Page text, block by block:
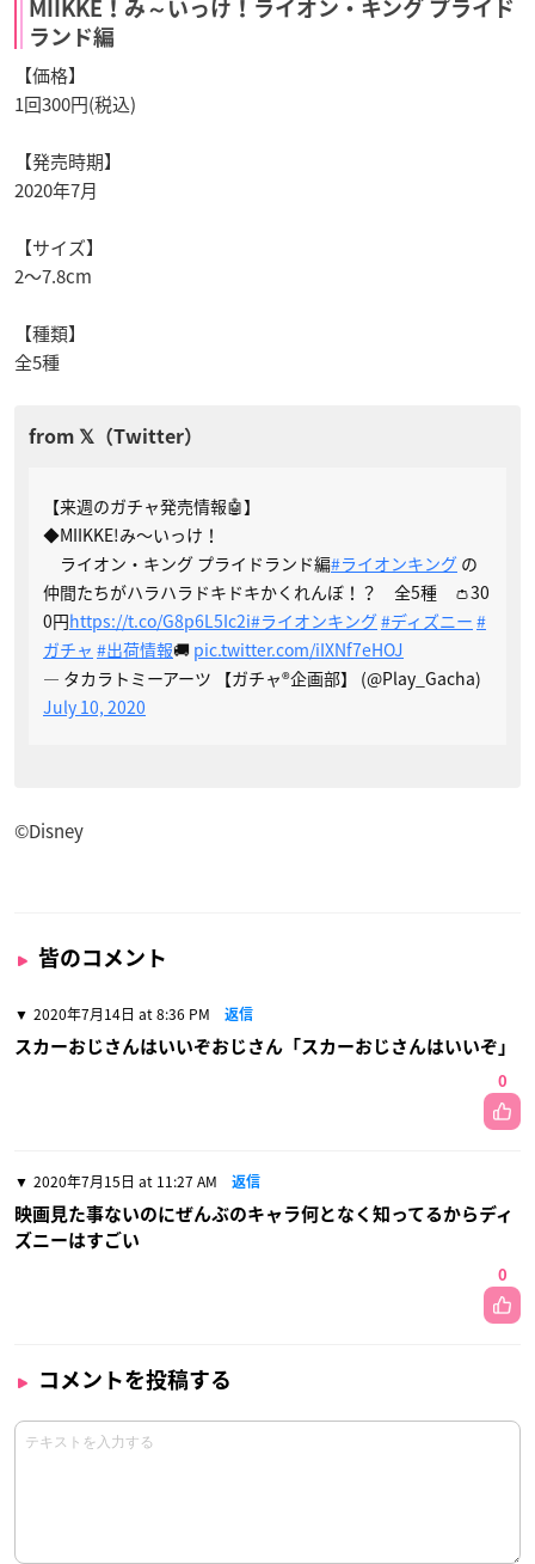
MIIKKE！み～いっけ！ライオン・キング プライド
ランド編
【価格】
1回300円(税込)
【発売時期】
2020年7月
【サイズ】
2～7.8cm
【種類】
全5種
【来週のガチャ発売情報🤖】
◆MIIKKE!み～いっけ！
ライオン・キング プライドランド編#ライオンキング の
仲間たちがハラハラドキドキかくれんぼ！？ 全5種 👛30
0円https://t.co/G8p6L5Ic2i#ライオンキング#ディズニー #
ガチャ #出荷情報🚚 pic.twitter.com/iIXNf7eHOJ
— タカラトミーアーツ 【ガチャ®企画部】 (@Play_Gacha)
July 10, 2020
©Disney
皆のコメント
2020年7月14日 at 8:36 PM 返信
スカーおじさんはいいぞおじさん「スカーおじさんはいいぞ」
0
2020年7月15日 at 11:27 AM 返信
映画見た事ないのにぜんぶのキャラ何となく知ってるからディ
ズニーはすごい
0
コメントを投稿する